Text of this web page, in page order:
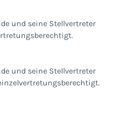
und seine Stellvertreter
und seine Stellvertreter